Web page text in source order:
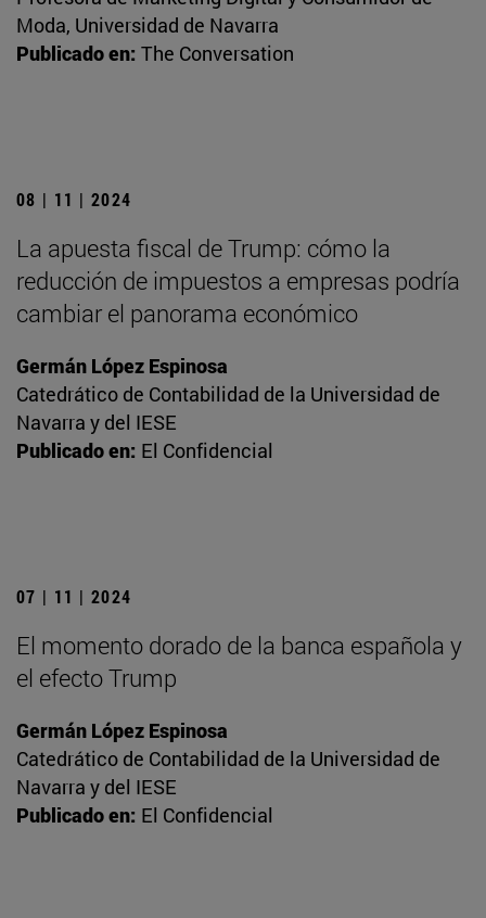
Moda, Universidad de Navarra
Publicado en: The Conversation
08 | 11 | 2024
La apuesta fiscal de Trump: cómo la
reducción de impuestos a empresas podría
cambiar el panorama económico
Germán López Espinosa
Catedrático de Contabilidad de la Universidad de
Navarra y del IESE
Publicado en: El Confidencial
07 | 11 | 2024
El momento dorado de la banca española y
el efecto Trump
Germán López Espinosa
Catedrático de Contabilidad de la Universidad de
Navarra y del IESE
Publicado en: El Confidencial